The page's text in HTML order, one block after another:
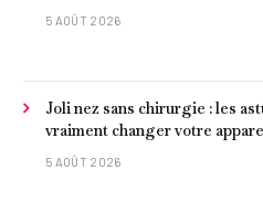
5 AOÛT 2026
Joli nez sans chirurgie : les
vraiment changer votre
5 AOÛT 2026